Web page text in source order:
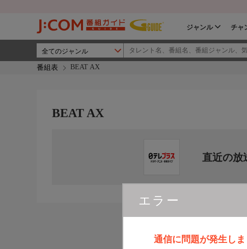
ジャンル チャ
番組表 BEAT AX
エラー
通信に問題が発生し
BEAT AX
直近の放